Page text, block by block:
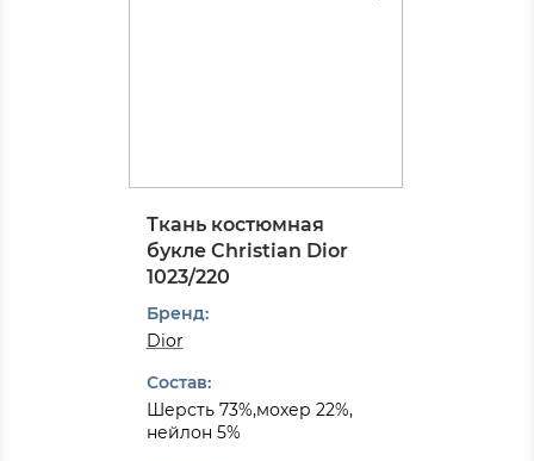
Ткань костюмная
букле Christian Dior
1023/220
Бренд:
Dior
Состав:
Шерсть 73%,мохер 22%,
нейлон 5%